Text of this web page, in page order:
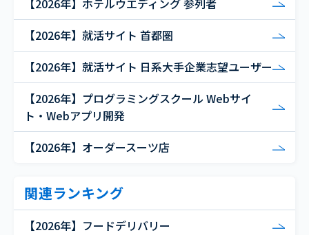
【2026年】ホテルウエディング 参列者
【2026年】就活サイト 首都圏
【2026年】就活サイト 日系大手企業志望ユーザー
【2026年】プログラミングスクール Webサイ
ト・Webアプリ開発
【2026年】オーダースーツ店
関連ランキング
【2026年】フードデリバリー